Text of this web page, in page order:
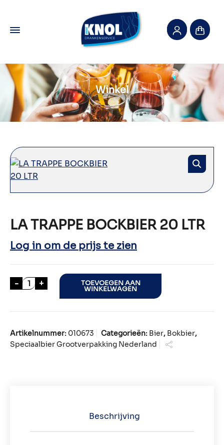
Winkel
LA TRAPPE BOCKBIER 20 LTR
Log in om de prijs te zien
- LA TRAPPE BOCKBIER 20 LTR aantal
+ TOEVOEGEN AAN
WINKELWAGEN
Artikelnummer: 010673 Categorieën: Bier, Bokbier,
Speciaalbier Grootverpakking Nederland
Beschrijving